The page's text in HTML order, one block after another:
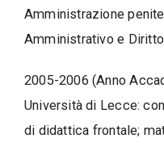
Amministrazione
Amministrativo e
2005-2006 (Anno
Università di Lecce:
di didattica frontale;